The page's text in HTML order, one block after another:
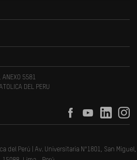
ANEXO 5581
DEL PERU
del Perú | Av. Universitaria N°1801, San Miguel,